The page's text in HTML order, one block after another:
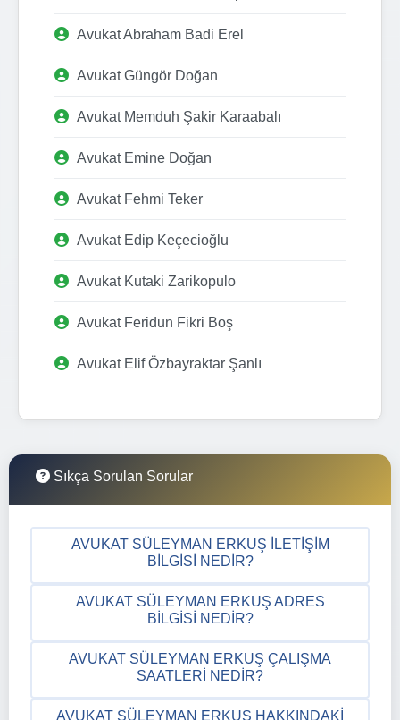
Avukat Abraham Badi Erel
Avukat Güngör Doğan
Avukat Memduh Şakir Karaabalı
Avukat Emine Doğan
Avukat Fehmi Teker
Avukat Edip Keçecioğlu
Avukat Kutaki Zarikopulo
Avukat Feridun Fikri Boş
Avukat Elif Özbayraktar Şanlı
Sıkça Sorulan Sorular
AVUKAT SÜLEYMAN ERKUŞ İLETIŞIM
BILGISI NEDIR?
AVUKAT SÜLEYMAN ERKUŞ ADRES
BILGISI NEDIR?
AVUKAT SÜLEYMAN ERKUŞ ÇALIŞMA
SAATLERI NEDIR?
AVUKAT SÜLEYMAN ERKUŞ HAKKINDAKI